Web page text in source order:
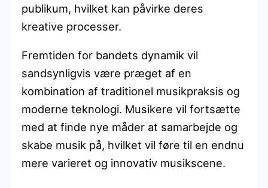
publikum, hvilket kan påvirke deres
kreative processer.
Fremtiden for bandets dynamik vil
sandsynligvis være præget af en
kombination af traditionel musikpraksis og
moderne teknologi. Musikere vil fortsætte
med at finde nye måder at samarbejde og
skabe musik på, hvilket vil føre til en endnu
mere varieret og innovativ musikscene.